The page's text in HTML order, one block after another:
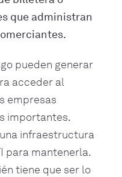
que administran
pueden generar
acceder al
empresas
importantes.
infraestructura
para mantenerla.
tiene que ser lo